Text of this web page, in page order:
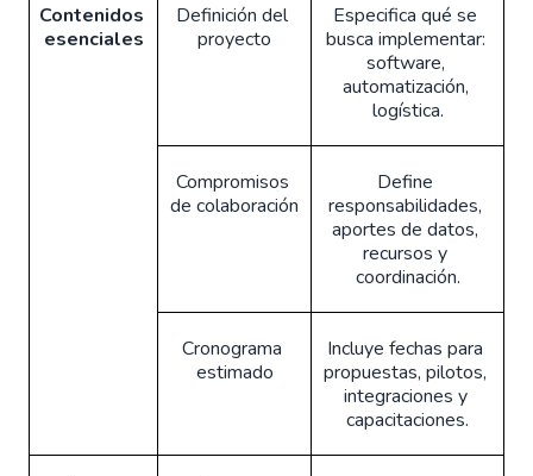
Contenidos
esenciales
Definición del
proyecto
Especifica qué se
busca implementar:
software,
automatización,
logística.
Compromisos
de colaboración
Define
responsabilidades,
aportes de datos,
recursos y
coordinación.
Cronograma
estimado
Incluye fechas para
propuestas, pilotos,
integraciones y
capacitaciones.